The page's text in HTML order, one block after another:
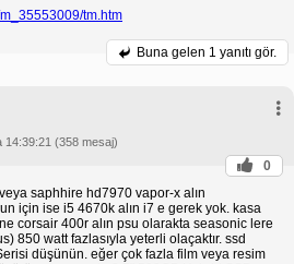
tm.htm
Buna gelen 1 yanıtı gör.
14:39:21 (358 mesaj)
0
saphhire hd7970 vapor-x alın
için ise i5 4670k alın i7 e gerek yok. kasa
corsair 400r alın psu olarakta seasonic lere
850 watt fazlasıyla yeterli olaçaktır. ssd
düşünün. eğer çok fazla film veya resim